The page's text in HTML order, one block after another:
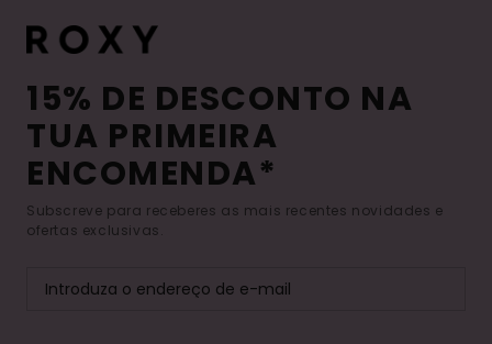
15% DE DESCONTO NA
TUA PRIMEIRA
ENCOMENDA*
Subscreve para receberes as mais recentes novidades e
ofertas exclusivas.